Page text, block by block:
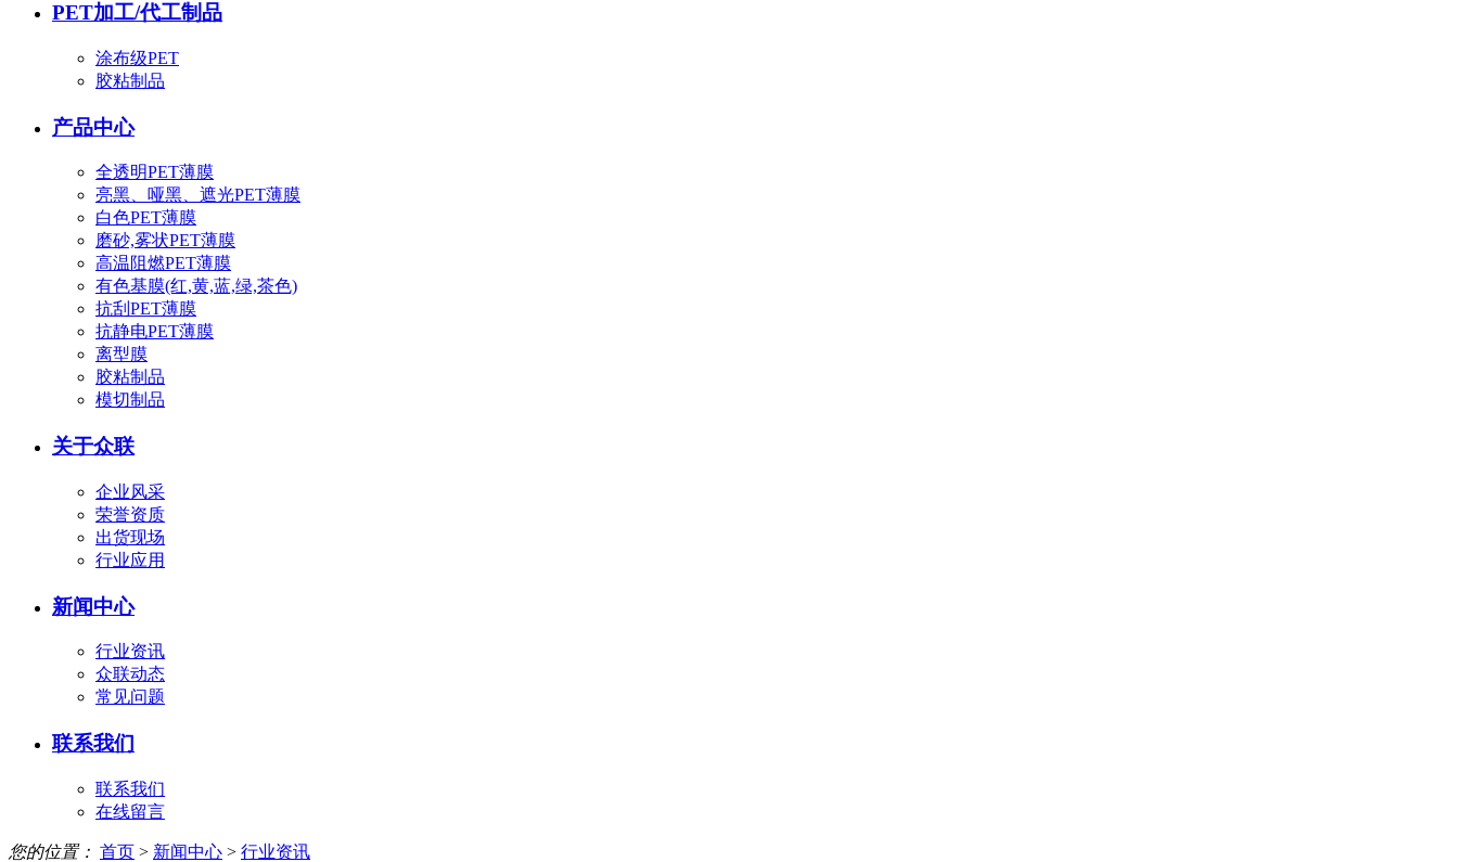
PET加工/代工制品
涂布级PET
胶粘制品
产品中心
全透明PET薄膜
亮黑、哑黑、遮光PET薄膜
白色PET薄膜
磨砂,雾状PET薄膜
高温阻燃PET薄膜
有色基膜(红,黄,蓝,绿,茶色)
抗刮PET薄膜
抗静电PET薄膜
离型膜
胶粘制品
模切制品
关于众联
企业风采
荣誉资质
出货现场
行业应用
新闻中心
行业资讯
众联动态
常见问题
联系我们
联系我们
在线留言
您的位置： 首页 > 新闻中心 > 行业资讯